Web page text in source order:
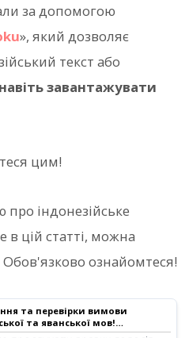
за допомогою
», який дозволяє
текст або
завантажувати
цим!
індонезійське
в цій статті, можна
Обов'язково ознайомтеся!
та перевірки вимови
та яванської мов!
зразків голосу та